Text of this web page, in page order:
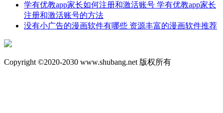
学有优教app家长如何注册和激活账号 学有优教app家长
注册和激活账号的方法
没有小广告的漫画软件有哪些 资源丰富的漫画软件推荐
Copyright ©2020-2030 www.shubang.net 版权所有